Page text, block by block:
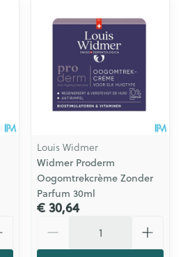
Louis Widmer
Widmer Proderm
Oogomtrekcrème Zonder
Parfum 30ml
€ 30,64